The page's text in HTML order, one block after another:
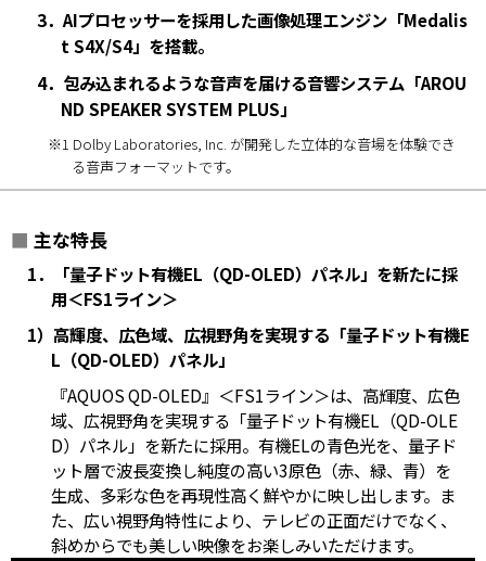
3．AIプロセッサーを採用した画像処理エンジン「Medalis
t S4X/S4」を搭載。
4．包み込まれるような音声を届ける音響システム「AROU
ND SPEAKER SYSTEM PLUS」
※1 Dolby Laboratories, Inc. が開発した立体的な音場を体験でき
る音声フォーマットです。
■ 主な特長
1．「量子ドット有機EL（QD-OLED）パネル」を新たに採
用＜FS1ライン＞
1）高輝度、広色域、広視野角を実現する「量子ドット有機E
L（QD-OLED）パネル」
『AQUOS QD-OLED』＜FS1ライン＞は、高輝度、広色
域、広視野角を実現する「量子ドット有機EL（QD-OLE
D）パネル」を新たに採用。有機ELの青色光を、量子ド
ット層で波長変換し純度の高い3原色（赤、緑、青）を
生成、多彩な色を再現性高く鮮やかに映し出します。ま
た、広い視野角特性により、テレビの正面だけでなく、
斜めからでも美しい映像をお楽しみいただけます。